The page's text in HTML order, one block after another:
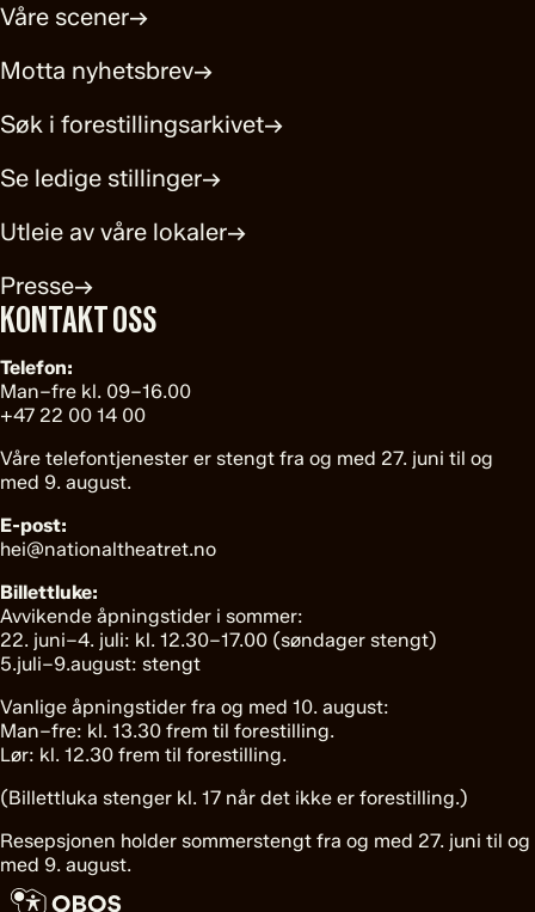
Våre scener→
Motta nyhetsbrev→
Søk i forestillingsarkivet→
Se ledige stillinger→
Utleie av våre lokaler→
Presse→
KONTAKT OSS
Telefon:
Man–fre kl. 09–16.00
+47 22 00 14 00
Våre telefontjenester er stengt fra og med 27. juni til og
med 9. august.
E-post:
hei@nationaltheatret.no
Billettluke:
Avvikende åpningstider i sommer:
22. juni–4. juli: kl. 12.30–17.00 (søndager stengt)
5.juli–9.august: stengt
Vanlige åpningstider fra og med 10. august:
Man–fre: kl. 13.30 frem til forestilling.
Lør: kl. 12.30 frem til forestilling.
(Billettluka stenger kl. 17 når det ikke er forestilling.)
Resepsjonen holder sommerstengt fra og med 27. juni til og
med 9. august.